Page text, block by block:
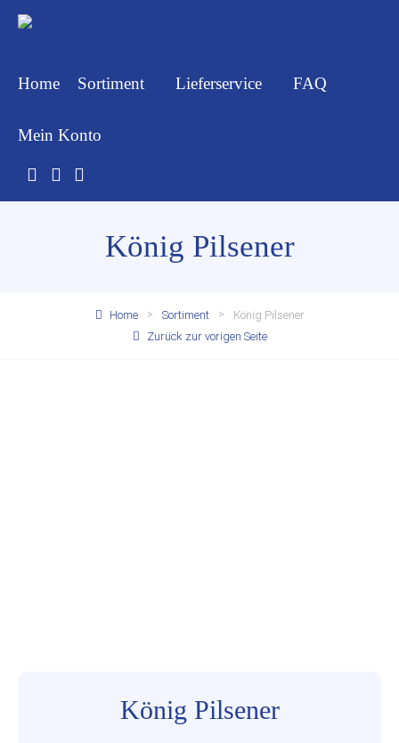
Home Sortiment Lieferservice FAQ
Mein Konto
König Pilsener
Home Sortiment
König Pilsener
Zurück zur vorigen Seite
König Pilsener